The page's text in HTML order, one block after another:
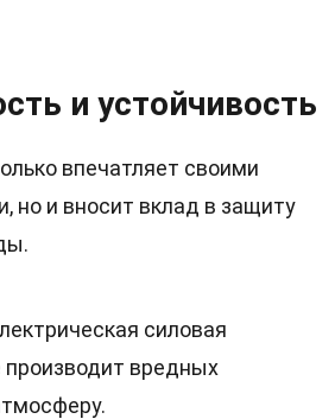
и устойчивость
впечатляет своими
но и вносит вклад в защиту
силовая
производит вредных